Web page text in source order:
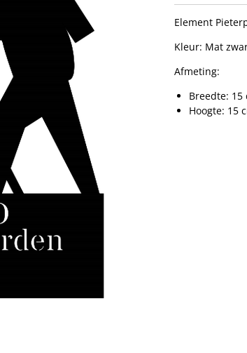
Element
Kleur: Mat
Afmeting:
Breedte: 15
Hoogte: 15